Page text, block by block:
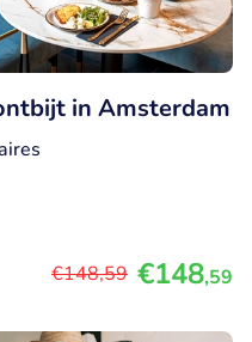
in Amsterdam
€148,59 €148,59